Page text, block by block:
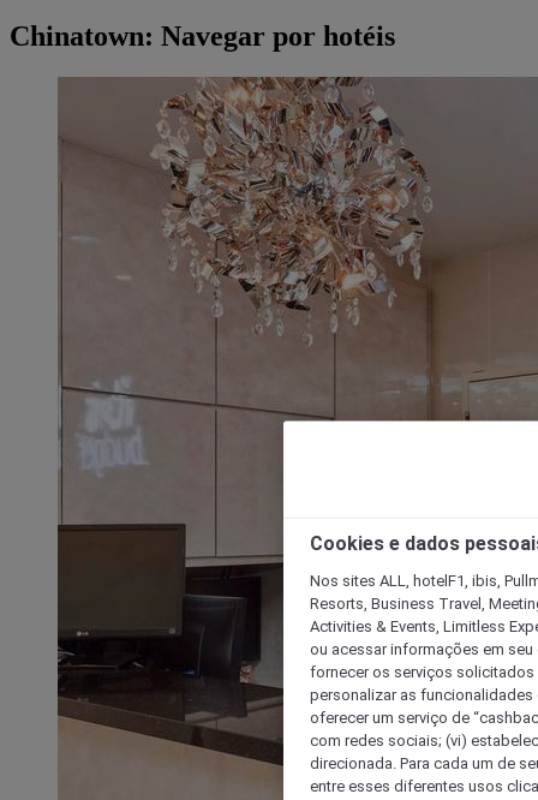
Chinatown: Navegar por hotéis
Cookies e dados
Nos sites ALL, hotelF1, ibis,
Resorts, Business Travel,
Activities & Events, Limitless
ou acessar informações em
fornecer os serviços solicitados
personalizar as
oferecer um serviço de
com redes sociais; (vi)
direcionada. Para cada um de
entre esses diferentes usos